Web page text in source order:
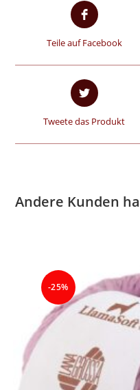
Teile auf Facebook
Tweete das Produkt
Andere Kunden
-25%